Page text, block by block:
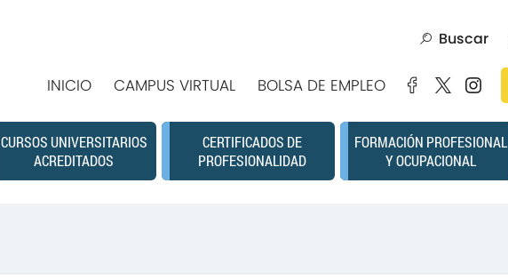
Buscar
INICIO CAMPUS VIRTUAL BOLSA DE EMPLEO
CURSOS UNIVERSITARIOS
ACREDITADOS
CERTIFICADOS DE
PROFESIONALIDAD
FORMACIÓN PROFESIONAL
Y OCUPACIONAL